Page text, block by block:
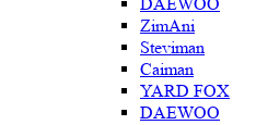
ZimAni
Steviman
Caiman
YARD FOX
DAEWOO